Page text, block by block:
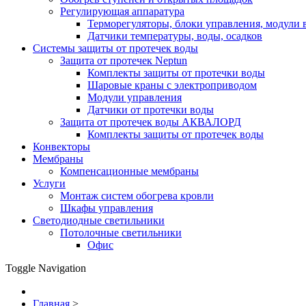
Регулирующая аппаратура
Терморегуляторы, блоки управления, модули
Датчики температуры, воды, осадков
Системы защиты от протечек воды
Защита от протечек Neptun
Комплекты защиты от протечки воды
Шаровые краны с электроприводом
Модули управления
Датчики от протечки воды
Защита от протечек воды АКВАЛОРД
Комплекты защиты от протечек воды
Конвекторы
Мембраны
Компенсационные мембраны
Услуги
Монтаж систем обогрева кровли
Шкафы управления
Светодиодные светильники
Потолочные светильники
Офис
Toggle Navigation
Главная >